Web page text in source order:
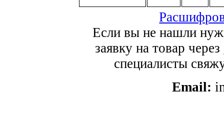
Если вы не нашли
заявку на товар через
специалисты
Email: